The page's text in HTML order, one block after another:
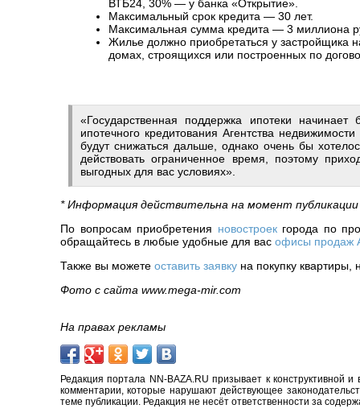
ВТБ24, 30% — у банка «Открытие».
Максимальный срок кредита — 30 лет.
Максимальная сумма кредита — 3 миллиона
Жилье должно приобретаться у застройщика
домах, строящихся или построенных по
«Государственная поддержка ипотеки
ипотечного кредитования Агентства
будут снижаться дальше, однако очень бы
действовать ограниченное время, поэтому
выгодных для вас условиях».
* Информация действительна на момент публикации
По вопросам приобретения новостроекгорода по
обращайтесь в любые удобные для вас офисы продаж
Также вы можете оставить заявку на покупку
Фото с сайта www.mega-mir.com
На правах рекламы
Редакция портала NN-BAZA.RU призывает к конструктивной
комментарии, которые нарушают действующее
теме публикации. Редакция не несёт ответственности за